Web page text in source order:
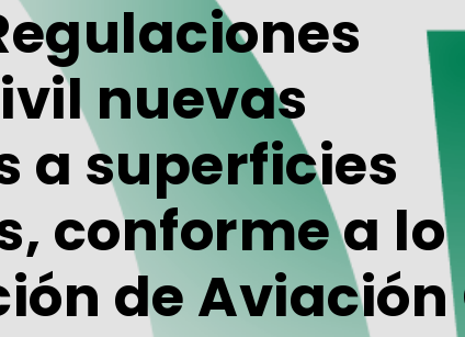
nuevas
a superficies
conforme a lo
de Aviación